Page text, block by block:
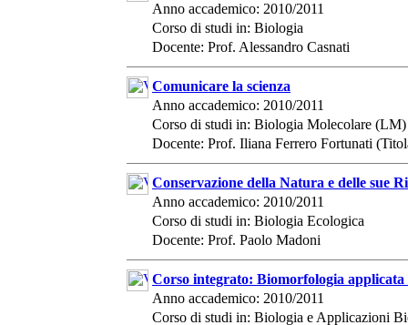
Anno accademico: 2010/2011
Corso di studi in: Biologia
Docente: Prof. Alessandro Casnati
Comunicare la scienza
Anno accademico: 2010/2011
Corso di studi in: Biologia Molecolare (LM)
Docente: Prof. Iliana Ferrero Fortunati
Conservazione della Natura e delle sue
Anno accademico: 2010/2011
Corso di studi in: Biologia Ecologica
Docente: Prof. Paolo Madoni
Corso integrato: Biomorfologia applicata
Anno accademico: 2010/2011
Corso di studi in: Biologia e Applicazioni